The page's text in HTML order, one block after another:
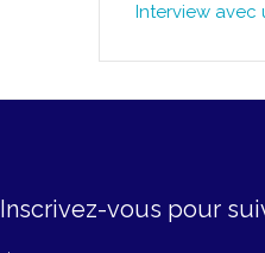
Interview avec
Inscrivez-vous pour